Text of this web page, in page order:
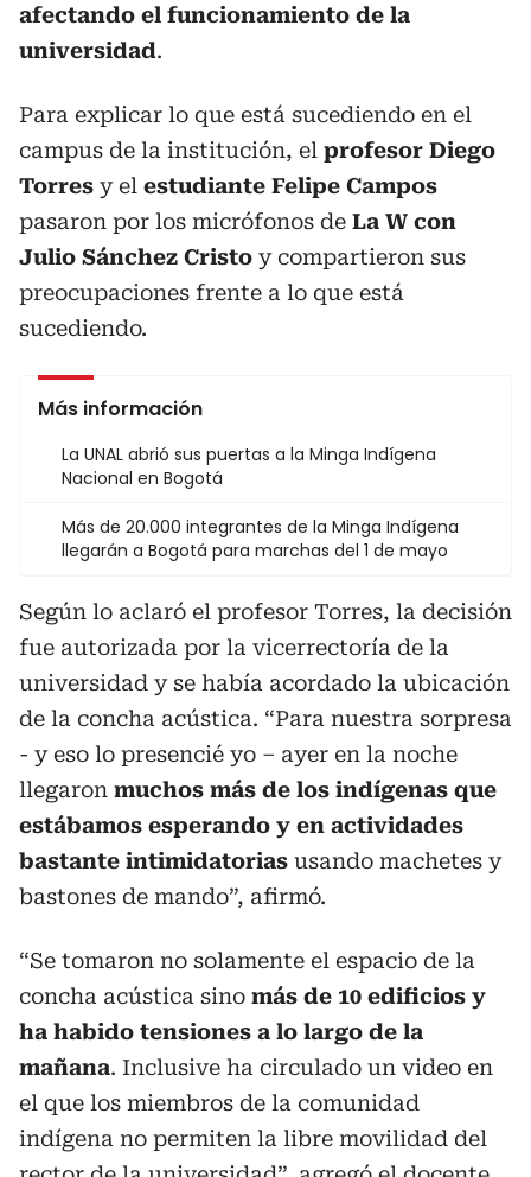
afectando el funcionamiento de la
universidad.
Para explicar lo que está sucediendo en el
campus de la institución, el profesor Diego
Torres y el estudiante Felipe Campos
pasaron por los micrófonos de La W con
Julio Sánchez Cristo y compartieron sus
preocupaciones frente a lo que está
sucediendo.
Más información
La UNAL abrió sus puertas a la Minga Indígena
Nacional en Bogotá
Más de 20.000 integrantes de la Minga Indígena
llegarán a Bogotá para marchas del 1 de mayo
Según lo aclaró el profesor Torres, la decisión
fue autorizada por la vicerrectoría de la
universidad y se había acordado la ubicación
de la concha acústica. “Para nuestra sorpresa
- y eso lo presencié yo – ayer en la noche
llegaron muchos más de los indígenas que
estábamos esperando y en actividades
bastante intimidatorias usando machetes y
bastones de mando”, afirmó.
“Se tomaron no solamente el espacio de la
concha acústica sino más de 10 edificios y
ha habido tensiones a lo largo de la
mañana. Inclusive ha circulado un video en
el que los miembros de la comunidad
indígena no permiten la libre movilidad del